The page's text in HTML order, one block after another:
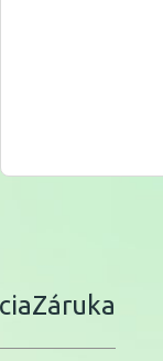
Záruka